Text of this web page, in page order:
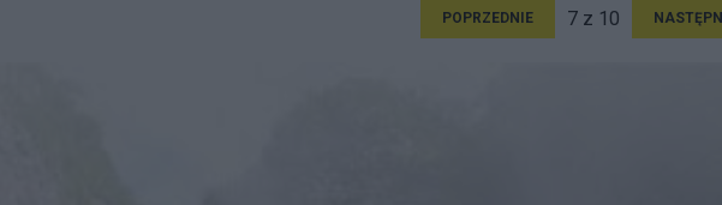
POPRZEDNIE 7 z 10